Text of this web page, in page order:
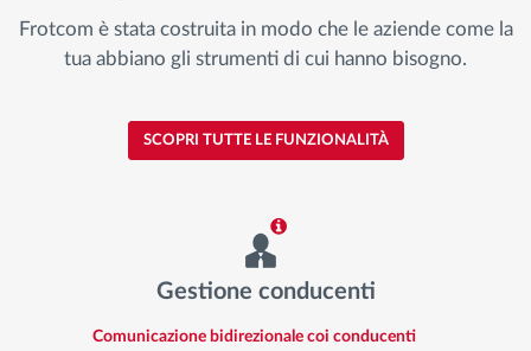
Frotcom è stata costruita in modo che le aziende come la
tua abbiano gli strumenti di cui hanno bisogno.
SCOPRI TUTTE LE FUNZIONALITÀ
Gestione conducenti
Comunicazione bidirezionale coi conducenti